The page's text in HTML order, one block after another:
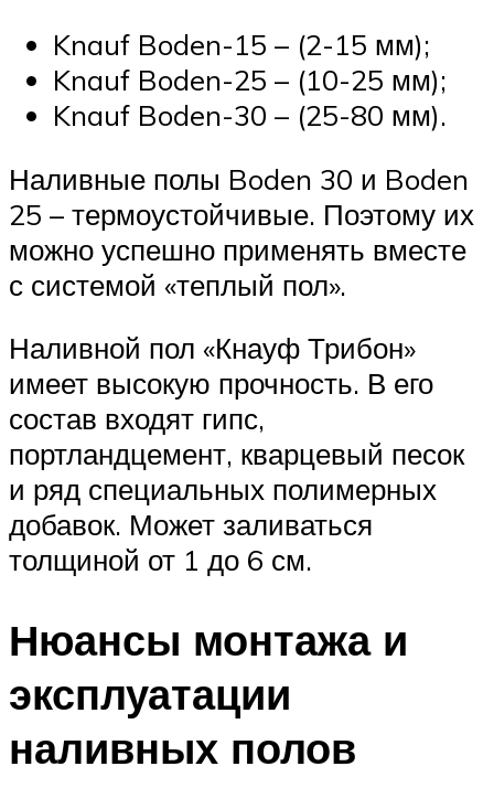
Knauf Boden-15 – (2-15 мм);
Knauf Boden-25 – (10-25 мм);
Knauf Boden-30 – (25-80 мм).
Наливные полы Boden 30 и Boden
25 – термоустойчивые. Поэтому их
можно успешно применять вместе
с системой «теплый пол».
Наливной пол «Кнауф Трибон»
имеет высокую прочность. В его
состав входят гипс,
портландцемент, кварцевый песок
и ряд специальных полимерных
добавок. Может заливаться
толщиной от 1 до 6 см.
Нюансы монтажа и
эксплуатации
наливных полов